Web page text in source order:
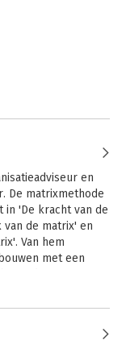
en
De matrixmethode
'De kracht van de
de matrix' en
Van hem
met een
matrixmethode
Camp